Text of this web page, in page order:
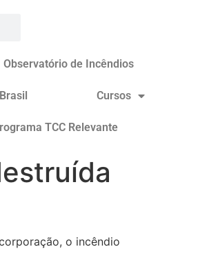
Observatório de Incêndios
Cursos
TCC Relevante
o incêndio